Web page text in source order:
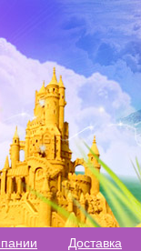
Доставка